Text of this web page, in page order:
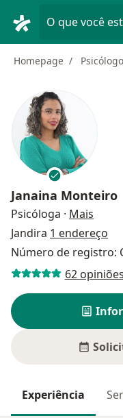
O que você
Homepage Psicólogo
Janaina Monteiro
Psicóloga · Mais
Jandira 1 endereço
Número de registro:
62 opiniões
Experiência